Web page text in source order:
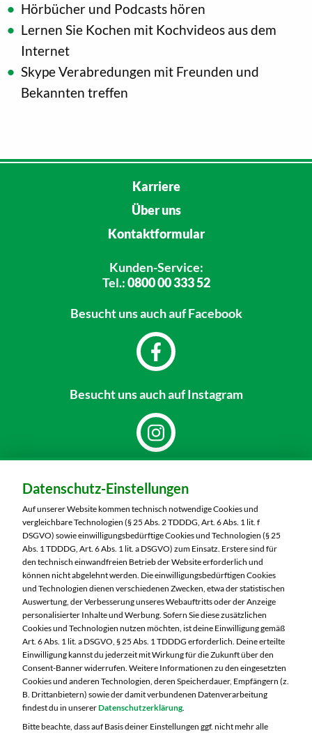
Hörbücher und Podcasts hören
Lernen Sie Kochen mit Kochvideos aus dem
Internet
Skype Verabredungen mit Freunden und
Bekannten treffen
Karriere
Über uns
Kontaktformular
Kunden-Service:
Tel.:0800 00 333 52
Besucht unsauch auf Facebook
Besucht unsauch auf Instagram
MARKTKAUF Schweinfurt
Carl-Benz-Straße 7
97424 Schweinfurt
Telefon:09721 77040
Markt ändern
Öffnungszeiten diese Woche:
Mo:
07:00 – 20:00 Uhr
Di:
07:00 – 20:00 Uhr
Mi:
07:00 – 20:00 Uhr
Do:
07:00 – 20:00 Uhr
Fr:
07:00 – 20:00 Uhr
Datenschutz-Einstellungen
Auf unserer Website kommen technisch notwendige Cookies und
vergleichbare Technologien (§ 25 Abs. 2 TDDDG, Art. 6 Abs. 1 lit. f
DSGVO) sowie einwilligungsbedürftige Cookies und Technologien (§ 25
Abs. 1 TDDDG, Art. 6 Abs. 1 lit. a DSGVO) zum Einsatz. Erstere sind für
den technisch einwandfreien Betrieb der Website erforderlich und
können nicht abgelehnt werden. Die einwilligungsbedürftigen Cookies
und Technologien dienen verschiedenen Zwecken, etwa der statistischen
Auswertung, der Verbesserung unseres Webauftritts oder der Anzeige
personalisierter Inhalte und Werbung. Sofern Sie diese zusätzlichen
Cookies und Technologien nutzen möchten, ist deine Einwilligung gemäß
Art. 6 Abs. 1 lit. a DSGVO, § 25 Abs. 1 TDDDG erforderlich. Deine erteilte
Einwilligung kannst du jederzeit mit Wirkung für die Zukunft über den
Consent-Banner widerrufen. Weitere Informationen zu den eingesetzten
Cookies und anderen Technologien, deren Speicherdauer, Empfängern (z.
B. Drittanbietern) sowie der damit verbundenen Datenverarbeitung
findest du in unsererDatenschutzerklärung.
Bitte beachte, dass auf Basis deiner Einstellungen ggf. nicht mehr alle